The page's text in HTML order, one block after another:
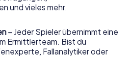
an ganz neue Bedeutung
kann beginnen!
eine Kleinigkeit, um mit Ihren
starten: Ihr Ticketcode! Ordern
und vieles mehr.
– Jeder Spieler übernimmt eine
Ermittlerteam. Bist du
Fallanalytiker oder